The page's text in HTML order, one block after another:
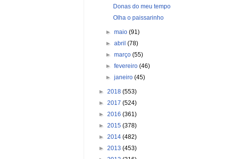
Donas do meu tempo
Olha o paissarinho
►maio(91)
►abril(78)
►março(55)
►fevereiro(46)
►janeiro(45)
► 2018 (553)
► 2017 (524)
► 2016 (361)
► 2015 (378)
► 2014 (482)
► 2013 (453)